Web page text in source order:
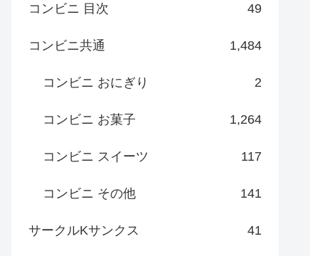
コンビニ 目次 49
コンビニ共通 1,484
コンビニ おにぎり 2
コンビニ お菓子 1,264
コンビニ スイーツ 117
コンビニ その他 141
サークルKサンクス 41